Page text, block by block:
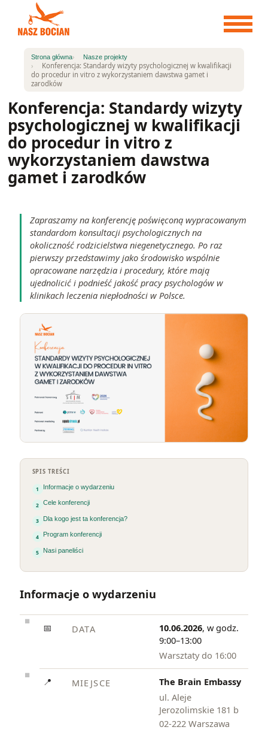
treści
Strona główna Nasze projekty
Konferencja: Standardy wizyty psychologicznej w kwalifikacji
do procedur in vitro z wykorzystaniem dawstwa gamet i
zarodków
Konferencja: Standardy wizyty
psychologicznej w kwalifikacji
do procedur in vitro z
wykorzystaniem dawstwa
gamet i zarodków
Zapraszamy na konferencję poświęconą wypracowanym
standardom konsultacji psychologicznych na
okoliczność rodzicielstwa niegenetycznego. Po raz
pierwszy przedstawimy jako środowisko wspólnie
opracowane narzędzia i procedury, które mają
ujednolicić i podnieść jakość pracy psychologów w
klinikach leczenia niepłodności w Polsce.
SPIS TREŚCI
Informacje o wydarzeniu
Cele konferencji
Dla kogo jest ta konferencja?
Program konferencji
Nasi paneliści
Informacje o wydarzeniu
📅 DATA 10.06.2026, w godz.
9:00–13:00
Warsztaty do 16:00
📍 MIEJSCE
The Brain Embassy
ul. Aleje
Jerozolimskie 181 b
02-222 Warszawa